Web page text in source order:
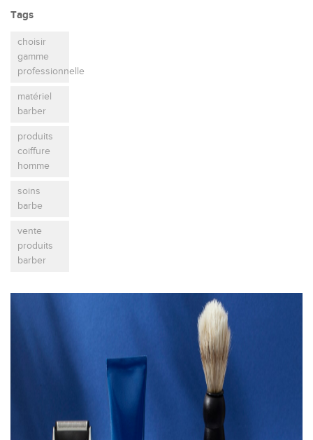
Tags
choisir
gamme
professionnelle
matériel
barber
produits
coiffure
homme
soins
barbe
vente
produits
barber